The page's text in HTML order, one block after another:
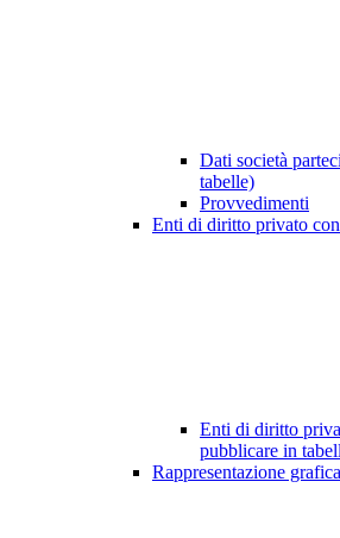
Dati società
tabelle)
Provvedimenti
Enti di diritto privato
Enti di diritto
pubblicare in
Rappresentazione grafica